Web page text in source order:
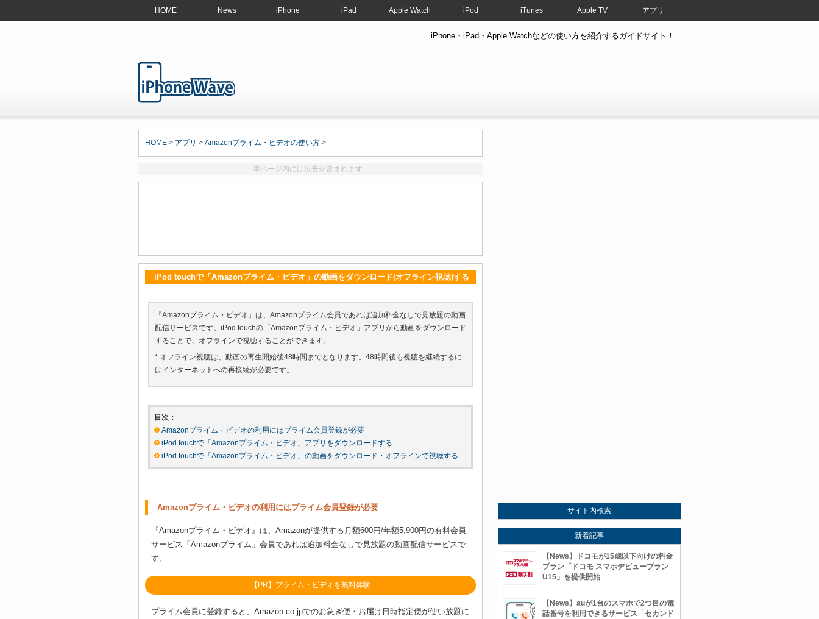
HOME News iPhone iPad Apple Watch iPod iTunes Apple TV アプリ
iPhone・iPad・Apple Watchなどの使い方を紹介するガイドサイト！
HOME > アプリ > Amazonプライム・ビデオの使い方 >
本ページ内には広告が含まれます
iPod touchで「Amazonプライム・ビデオ」の動画をダウンロード(オフライン視聴)する
『Amazonプライム・ビデオ』は、Amazonプライム会員であれば追加料金なしで見放題の動画
配信サービスです。iPod touchの「Amazonプライム・ビデオ」アプリから動画をダウンロード
することで、オフラインで視聴することができます。
* オフライン視聴は、動画の再生開始後48時間までとなります。48時間後も視聴を継続するに
はインターネットへの再接続が必要です。
目次：
Amazonプライム・ビデオの利用にはプライム会員登録が必要
iPod touchで「Amazonプライム・ビデオ」アプリをダウンロードする
iPod touchで「Amazonプライム・ビデオ」の動画をダウンロード・オフラインで視聴する
Amazonプライム・ビデオの利用にはプライム会員登録が必要
『Amazonプライム・ビデオ』は、Amazonが提供する月額600円/年額5,900円の有料会員
サービス「Amazonプライム」会員であれば追加料金なしで見放題の動画配信サービスで
す。
【PR】プライム・ビデオを無料体験
プライム会員に登録すると、Amazon.co.jpでのお急ぎ便・お届け日時指定便が使い放題に
サイト内検索
新着記事
【News】ドコモが15歳以下向けの料金
プラン「ドコモ スマホデビュープラン
U15」を提供開始
【News】auが1台のスマホで2つ目の電
話番号を利用できるサービス「セカンド